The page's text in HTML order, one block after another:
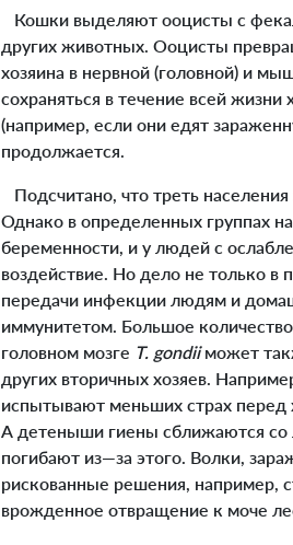
Кошки выделяют ооцисты с
других животных. Ооцисты
хозяина в нервной (головной) и
сохраняться в течение всей
(например, если они едят
продолжается.
Подсчитано, что треть
Однако в определенных группах
беременности, и у людей с
воздействие. Но дело не только в
передачи инфекции людям и
иммунитетом. Большое
головном мозге T. gondiiможет
других вторичных хозяев.
испытывают меньших страх
А детеныши гиены сближаются со
погибают из—за этого. Волки,
рискованные решения, например,
врожденное отвращение к моче